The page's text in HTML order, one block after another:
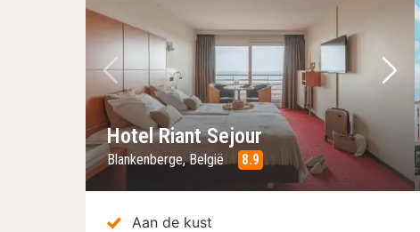
Vorige foto
Hotel Riant Sejour
Blankenberge, België 8.9
Aan de kust